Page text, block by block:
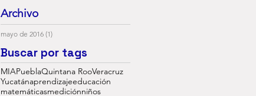
Archivo
mayo de 2016 (1)
Buscar por tags
MIAPueblaQuintana RooVeracruz
Yucatánaprendizajeeducación
matemáticasmediciónniños